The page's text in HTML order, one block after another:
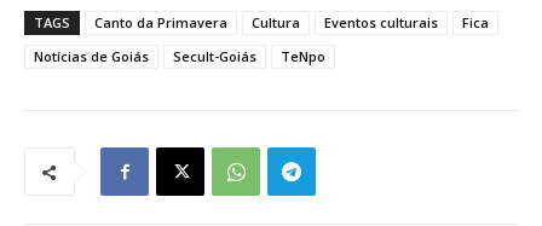
TAGS Canto da Primavera Cultura Eventos culturais
Fica
Notícias de Goiás
Secult-Goiás TeNpo